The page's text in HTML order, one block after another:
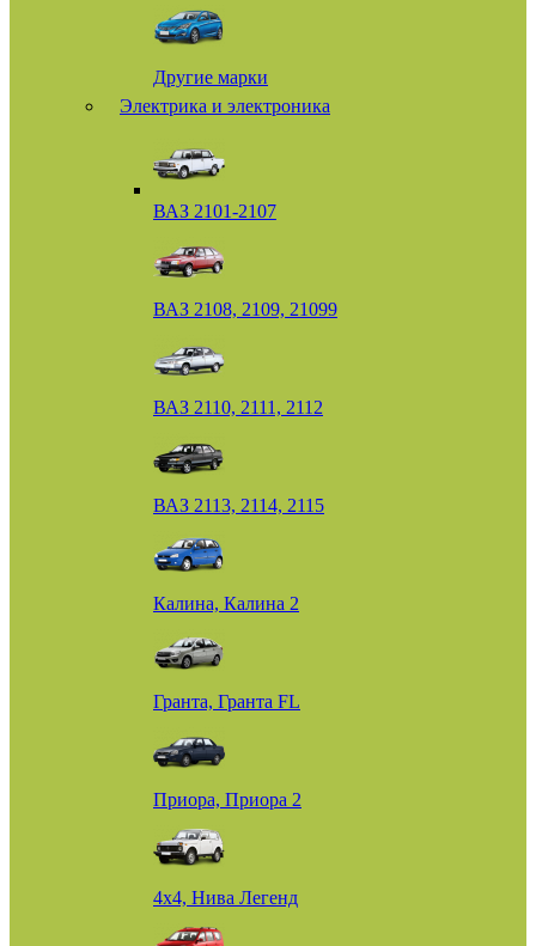
Другие марки
Электрика и электроника
ВАЗ 2101-2107
ВАЗ 2108, 2109, 21099
ВАЗ 2110, 2111, 2112
ВАЗ 2113, 2114, 2115
Калина, Калина 2
Гранта, Гранта FL
Приора, Приора 2
4х4, Нива Легенд